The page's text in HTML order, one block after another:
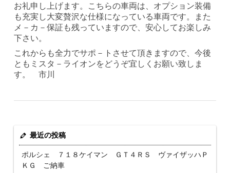
お礼申し上げます。こちらの車両は、オプション装備
も充実し大変贅沢な仕様になっている車両です。また
メ－カ－保証も残っていますので、安心してお楽しみ
下さい。
これからも全力でサポ－トさせて頂きますので、今後
ともミスタ－ライオンをどうぞ宜しくお願い致しま
す。 市川
最近の投稿
ポルシェ ７１８ケイマン ＧＴ４ＲＳ ヴァイザッハＰ
ＫＧ ご納車